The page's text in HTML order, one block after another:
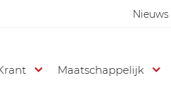
Nieuws
Maatschappelijk